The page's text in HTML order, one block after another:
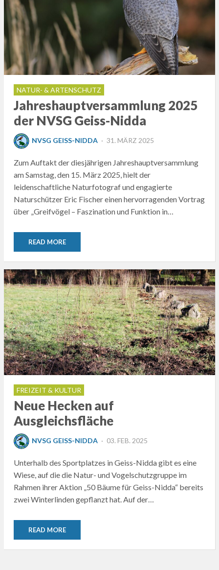
NATUR- & ARTENSCHUTZ
Jahreshauptversammlung 2025
der NVSG Geiss-Nidda
NVSG GEISS-NIDDA
POSTED
31. MÄRZ 2025
Zum Auftakt der diesjährigen Jahreshauptversammlung
am Samstag, den 15. März 2025, hielt der
leidenschaftliche Naturfotograf und engagierte
Naturschützer Eric Fischer einen hervorragenden Vortrag
über „Greifvögel – Faszination und Funktion in…
READ MORE
FREIZEIT & KULTUR
Neue Hecken auf
Ausgleichsfläche
NVSG GEISS-NIDDA
POSTED
03. FEB. 2025
Unterhalb des Sportplatzes in Geiss-Nidda gibt es eine
Wiese, auf die die Natur- und Vogelschutzgruppe im
Rahmen ihrer Aktion „50 Bäume für Geiss-Nidda“ bereits
zwei Winterlinden gepflanzt hat. Auf der…
READ MORE